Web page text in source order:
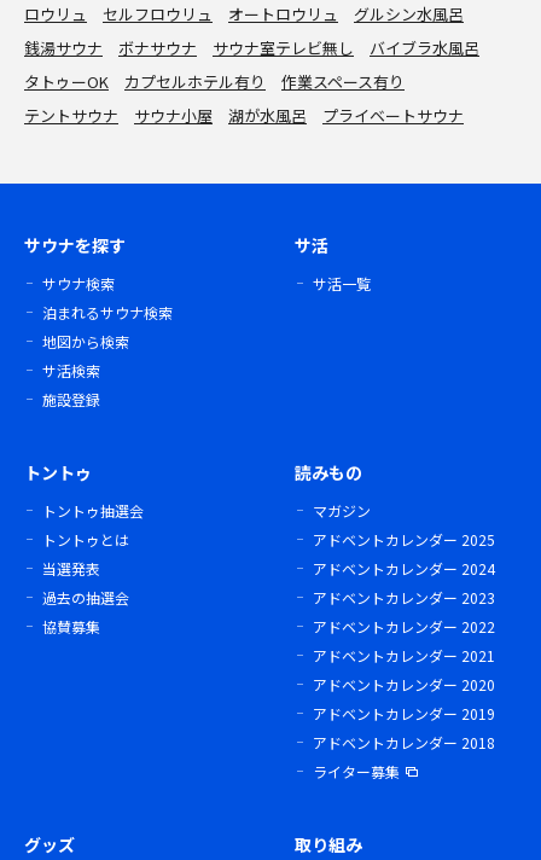
ロウリュ セルフロウリュ オートロウリュ
グルシン水風呂
銭湯サウナ
ボナサウナ サウナ室テレビ無し
バイブラ水風呂
タトゥーOK
カプセルホテル有り
作業スペース有り
テントサウナ
サウナ小屋 湖が水風呂 プライベートサウナ
サウナを探す
サウナ検索
泊まれるサウナ検索
地図から検索
サ活検索
施設登録
サ活
サ活一覧
トントゥ
トントゥ抽選会
トントゥとは
当選発表
過去の抽選会
協賛募集
読みもの
マガジン
アドベントカレンダー 2025
アドベントカレンダー 2024
アドベントカレンダー 2023
アドベントカレンダー 2022
アドベントカレンダー 2021
アドベントカレンダー 2020
アドベントカレンダー 2019
アドベントカレンダー 2018
ライター募集
グッズ 取り組み